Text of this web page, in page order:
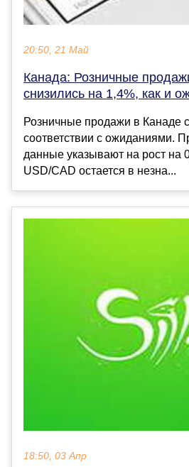
20:50, 21 Май
Канада: Розничные
снизились на 1,4%, как и
Розничные продажи в Канаде
соответствии с ожиданиями.
данные указывают на рост на
USD/CAD остается в незна...
18:50, 03 Апр